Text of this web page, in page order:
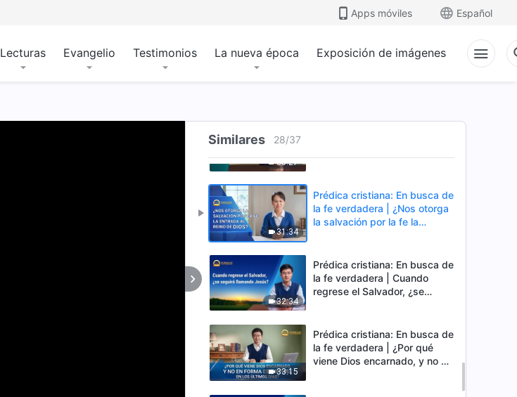
Apps móviles Español
Lecturas Evangelio Testimonios La nueva época Exposición de imágenes
Similares 28/37
vuelve el Señor en una nube?
Prédica cristiana: En busca de
35:27
Prédica cristiana: En busca de
31:34
Prédica cristiana: En busca de
la fe verdadera | ¿Nos otorga
la salvación por la fe la
32:34
Prédica cristiana: En busca de
la fe verdadera | Cuando
regrese el Salvador, ¿se
33:15
Prédica cristiana: En busca de
la fe verdadera | ¿Por qué
viene Dios encarnado, y no en